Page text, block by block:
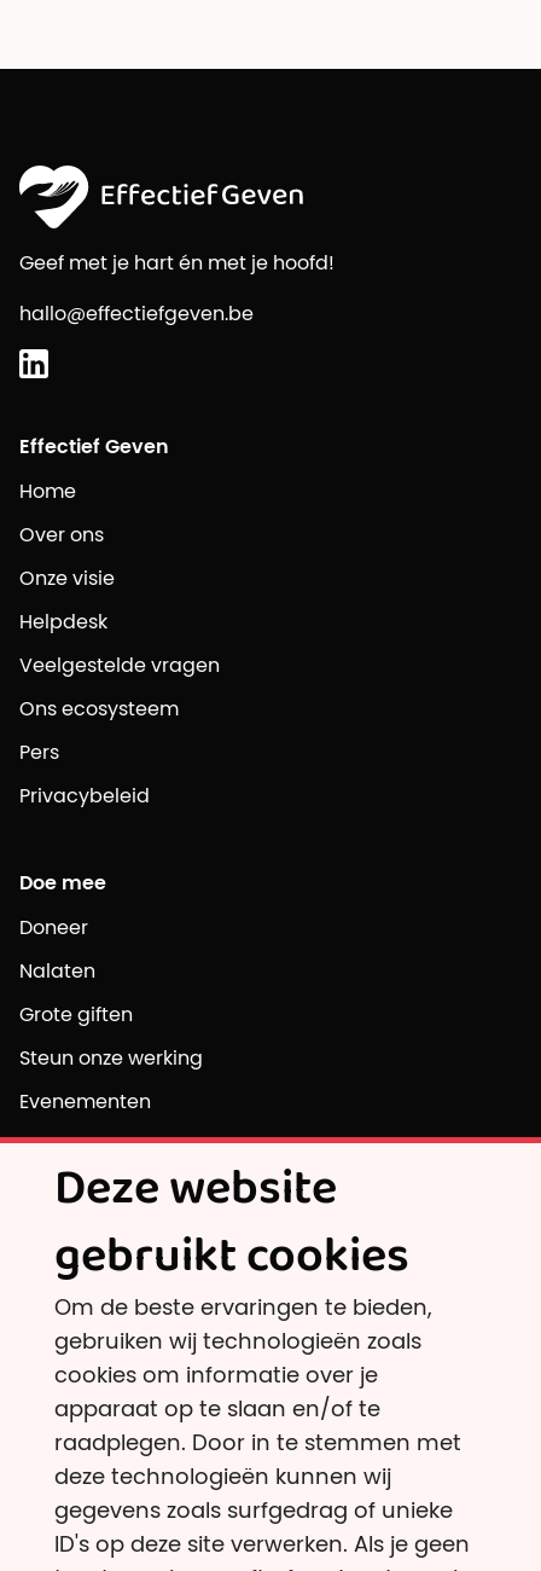
Deze website
gebruikt cookies
Om de beste ervaringen te bieden,
gebruiken wij technologieën zoals
cookies om informatie over je
apparaat op te slaan en/of te
raadplegen. Door in te stemmen met
deze technologieën kunnen wij
gegevens zoals surfgedrag of unieke
ID's op deze site verwerken. Als je geen
Geef met je hart én met je hoofd!
hallo@effectiefgeven.be
Effectief Geven
Home
Over ons
Onze visie
Helpdesk
Veelgestelde vragen
Ons ecosysteem
Pers
Privacybeleid
Doe mee
Doneer
Nalaten
Grote giften
Steun onze werking
Evenementen
Vrijwilligersvacatures
Onafhankelijke onderzoeksinstellingen
En andere goede doelen dan?
Belastingvoordeel
Armoede & gezondheid
Klimaat
Dierenwelzijn & eiwittransitie
Onze criteria